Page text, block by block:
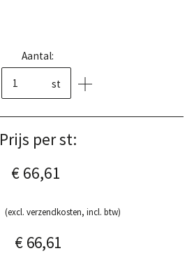
Aantal:
st
Prijs per st:
€ 66,61
(excl. verzendkosten, incl. btw)
€ 66,61